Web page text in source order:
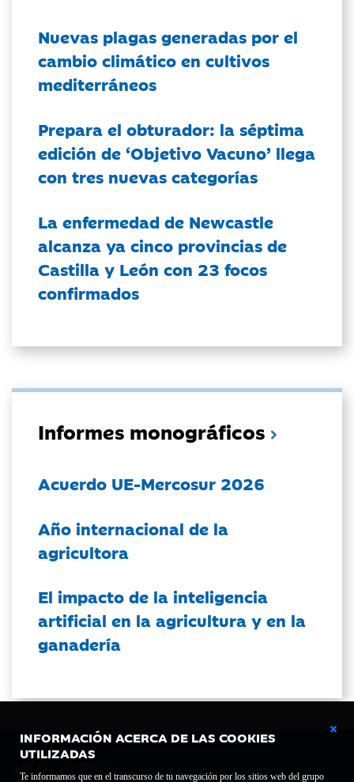
INFORMACIÓN ACERCA DE LAS COOKIES
UTILIZADAS
Te informamos que en el transcurso de tu navegación por los sitios web del grupo
Nuevas plagas generadas por el
cambio climático en cultivos
mediterráneos
Prepara el obturador: la séptima
edición de ‘Objetivo Vacuno’ llega
con tres nuevas categorías
La enfermedad de Newcastle
alcanza ya cinco provincias de
Castilla y León con 23 focos
confirmados
Informes monográficos
Acuerdo UE-Mercosur 2026
Año internacional de la
agricultora
El impacto de la inteligencia
artificial en la agricultura y en la
ganadería